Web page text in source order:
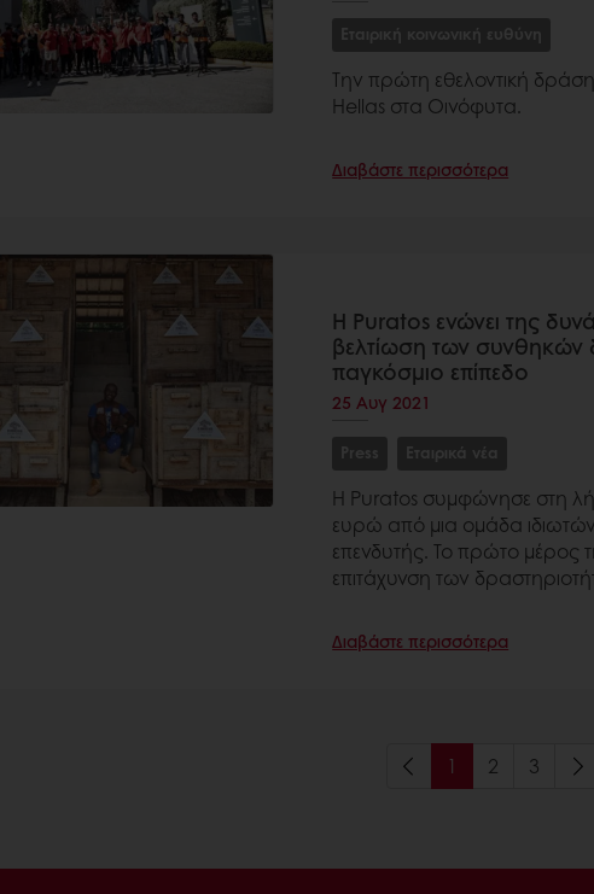
Εταιρική κοινωνική ευθύνη
Την πρώτη εθελοντική
Hellas στα Οινόφυτα.
Διαβάστε περισσότερα
Η Puratos ενώνει της
βελτίωση των συνθηκών
παγκόσμιο επίπεδο
25 Αυγ 2021
Press Εταιρικά νέα
Η Puratos συμφώνησε στη
ευρώ από μια ομάδα
επενδυτής. Το πρώτο μέρος
επιτάχυνση των
Διαβάστε περισσότερα
1 2 3